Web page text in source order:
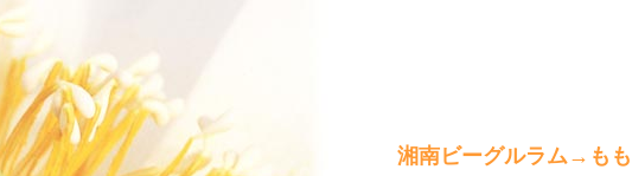
湘南ビーグルラム→も